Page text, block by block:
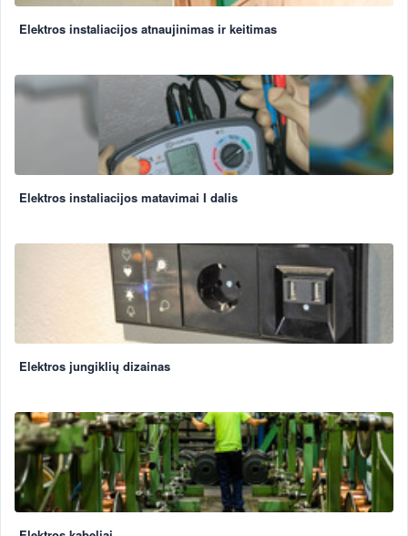
Elektros instaliacijos atnaujinimas ir keitimas
Elektros instaliacijos matavimai I dalis
Elektros jungiklių dizainas